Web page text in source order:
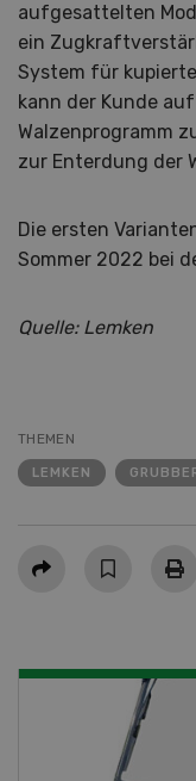
aufgesattelten
ein
System für
kann der Kunde
Walzenprogramm
zur Enterdung der
Die ersten
Sommer 2022 bei
Quelle: Lemken
THEMEN
LEMKEN
Teilen